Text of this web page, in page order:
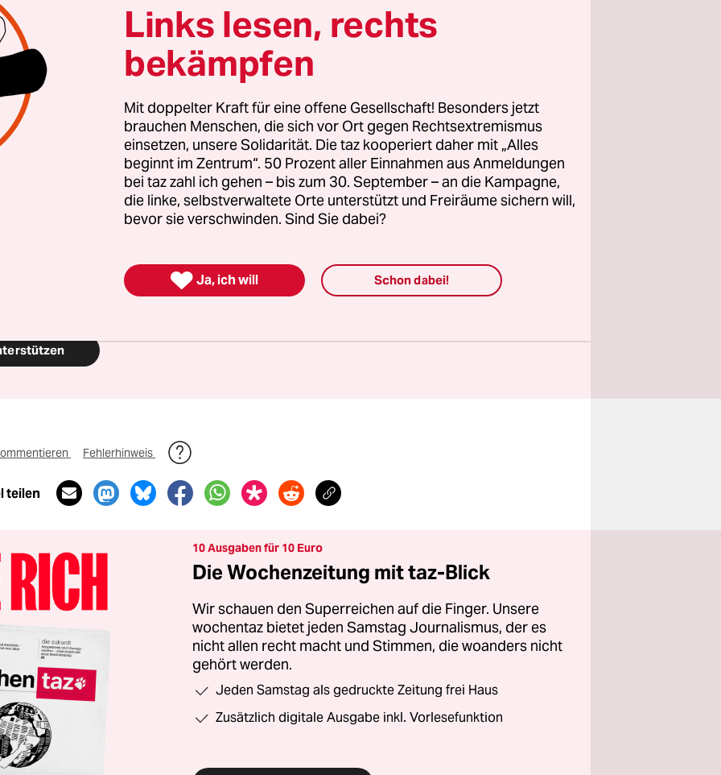
stärken
Erfolg der AfD bei den kommenden Landtagswahlen
rechtsextreme Kräfte inzwischen geworden sind.
braucht es Zusammenhalt und Solidarität. Auch und vor
Menschen, die sich vor Ort für eine starke
einsetzen. Die taz kooperiert deshalb mit "Alles
Zentrum". Die Kampagne unterstützt bundesweit linke,
Orte und baut einen solidarischen Fonds für deren
Erhalt auf. Eine offene Gesellschaft braucht guten, frei
auch? Dann machen Sie mit und unterstützen Sie unsere
Fehlerhinweis
teilen
10 Ausgaben für 10 Euro
Die Wochenzeitung mit taz-Blick
Wir schauen den Superreichen auf die Finger. Unsere
wochentaz bietet jeden Samstag Journalismus, der es
nicht allen recht macht und Stimmen, die woanders nicht
gehört werden.
Jeden Samstag als gedruckte Zeitung frei Haus
Zusätzlich digitale Ausgabe inkl. Vorlesefunktion
Links lesen, rechts
bekämpfen
Mit doppelter Kraft für eine offene Gesellschaft! Besonders jetzt
brauchen Menschen, die sich vor Ort gegen Rechtsextremismus
einsetzen, unsere Solidarität. Die taz kooperiert daher mit „Alles
beginnt im Zentrum“. 50 Prozent aller Einnahmen aus Anmeldungen
bei taz zahl ich gehen – bis zum 30. September – an die Kampagne,
die linke, selbstverwaltete Orte unterstützt und Freiräume sichern will,
bevor sie verschwinden. Sind Sie dabei?
 Ja, ich will Schon dabei!